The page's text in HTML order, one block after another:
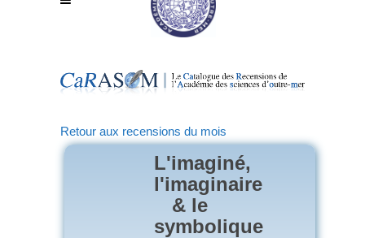
Retour aux recensions du mois
L'imaginé,
l'imaginaire
& le
symbolique